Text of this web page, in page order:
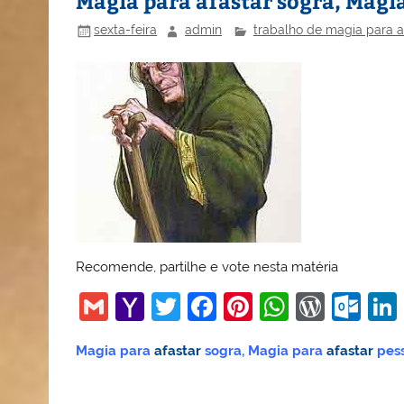
sexta-feira admin trabalho de magia para
Recomende, partilhe e vote nesta matéria
G
ai
Y
h
T
itt
F
c
Pi
er
W
at
W
d
O
lo
Magia paraafastar sogra, Magia paraafastar